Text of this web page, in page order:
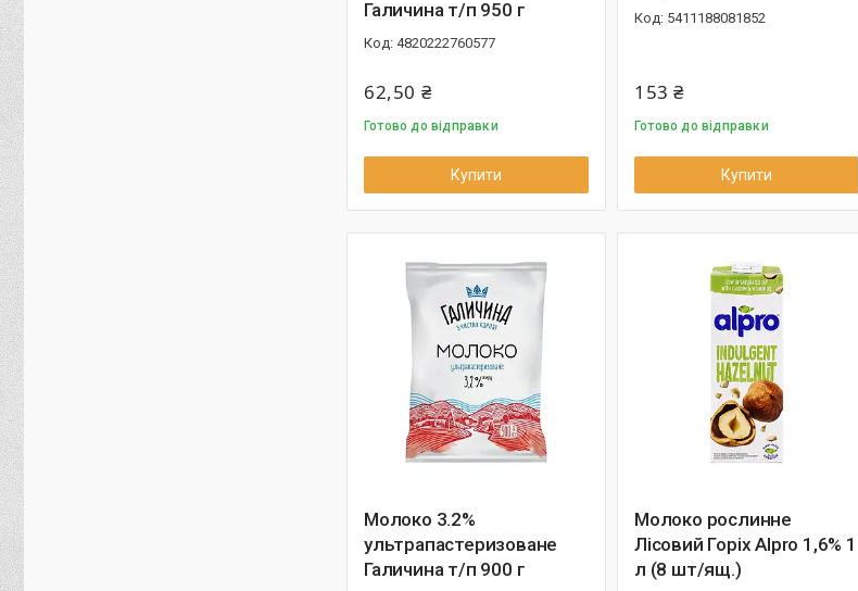
Галичина т/п 950 г
4820222760577
62,50 ₴
Готово до відправки
Купити
5411188081852
153 ₴
Готово до відправки
Купити
Молоко 3.2%
ультрапастеризоване
Галичина т/п 900 г
Молоко рослинне
Лісовий Горіх Alpro 1,6% 1
л (8 шт/ящ.)